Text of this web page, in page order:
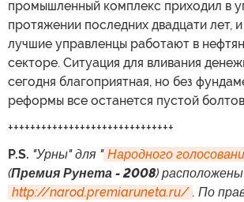
промышленный комплекс приходил в
протяжении последних двадцати лет,
лучшие управленцы работают в
секторе. Ситуация для вливания
сегодня благоприятная, но без
реформы все останется пустой
++++++++++++++++++++++++++++++
P.S. "Урны" для " Народного
(Премия Рунета - 2008)
http://narod.premiaruneta.ru/ . По